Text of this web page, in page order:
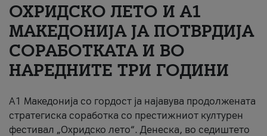
#ПодобарОнлајн
ОХРИДСКО ЛЕТО И A1
МАКЕДОНИЈА ЈА ПОТВРДИЈА
СОРАБОТКАТА И ВО
НАРЕДНИТЕ ТРИ ГОДИНИ
A1 Македонија со гордост ја најавува продолжената
стратегиска соработка со престижниот културен
фестивал „Охридско лето“. Денеска, во седиштето